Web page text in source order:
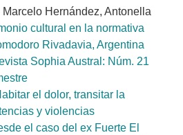
Hernández, Antonella
cultural en la normativa
Rivadavia, Argentina
Sophia Austral: Núm. 21
el dolor, transitar la
y violencias
el caso del ex Fuerte El